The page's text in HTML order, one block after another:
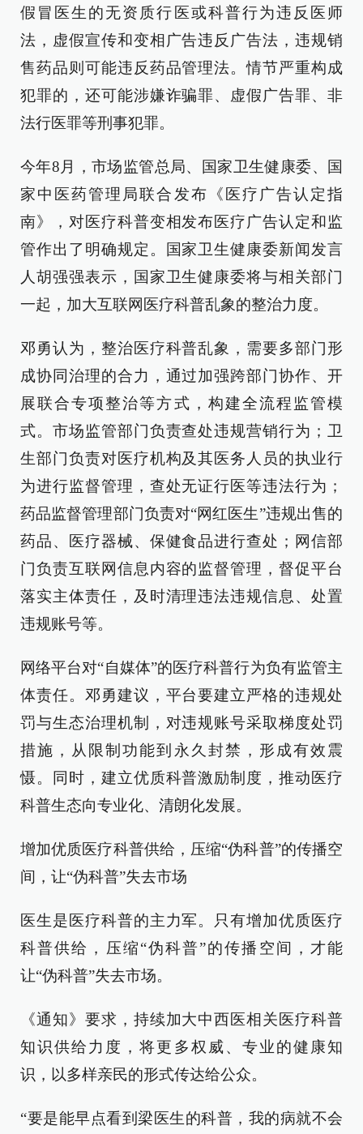
假冒医生的无资质行医或科普行为违反医师
法，虚假宣传和变相广告违反广告法，违规销
售药品则可能违反药品管理法。情节严重构成
犯罪的，还可能涉嫌诈骗罪、虚假广告罪、非
法行医罪等刑事犯罪。
今年8月，市场监管总局、国家卫生健康委、国
家中医药管理局联合发布《医疗广告认定指
南》，对医疗科普变相发布医疗广告认定和监
管作出了明确规定。国家卫生健康委新闻发言
人胡强强表示，国家卫生健康委将与相关部门
一起，加大互联网医疗科普乱象的整治力度。
邓勇认为，整治医疗科普乱象，需要多部门形
成协同治理的合力，通过加强跨部门协作、开
展联合专项整治等方式，构建全流程监管模
式。市场监管部门负责查处违规营销行为；卫
生部门负责对医疗机构及其医务人员的执业行
为进行监督管理，查处无证行医等违法行为；
药品监督管理部门负责对“网红医生”违规出售的
药品、医疗器械、保健食品进行查处；网信部
门负责互联网信息内容的监督管理，督促平台
落实主体责任，及时清理违法违规信息、处置
违规账号等。
网络平台对“自媒体”的医疗科普行为负有监管主
体责任。邓勇建议，平台要建立严格的违规处
罚与生态治理机制，对违规账号采取梯度处罚
措施，从限制功能到永久封禁，形成有效震
慑。同时，建立优质科普激励制度，推动医疗
科普生态向专业化、清朗化发展。
增加优质医疗科普供给，压缩“伪科普”的传播空
间，让“伪科普”失去市场
医生是医疗科普的主力军。只有增加优质医疗
科普供给，压缩“伪科普”的传播空间，才能
让“伪科普”失去市场。
《通知》要求，持续加大中西医相关医疗科普
知识供给力度，将更多权威、专业的健康知
识，以多样亲民的形式传达给公众。
“要是能早点看到梁医生的科普，我的病就不会